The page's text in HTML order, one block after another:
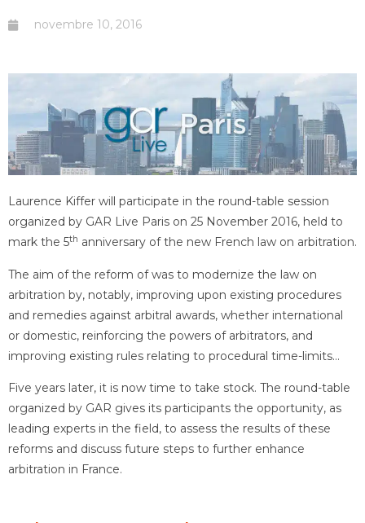
novembre 10, 2016
Laurence Kiffer will participate in the round-table session
organized by GAR Live Paris on 25 November 2016, held to
mark the 5th anniversary of the new French law on arbitration.
The aim of the reform of was to modernize the law on
arbitration by, notably, improving upon existing procedures
and remedies against arbitral awards, whether international
or domestic, reinforcing the powers of arbitrators, and
improving existing rules relating to procedural time-limits…
Five years later, it is now time to take stock. The round-table
organized by GAR gives its participants the opportunity, as
leading experts in the field, to assess the results of these
reforms and discuss future steps to further enhance
arbitration in France.